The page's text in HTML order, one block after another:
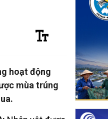
hoạt động
mùa trúng